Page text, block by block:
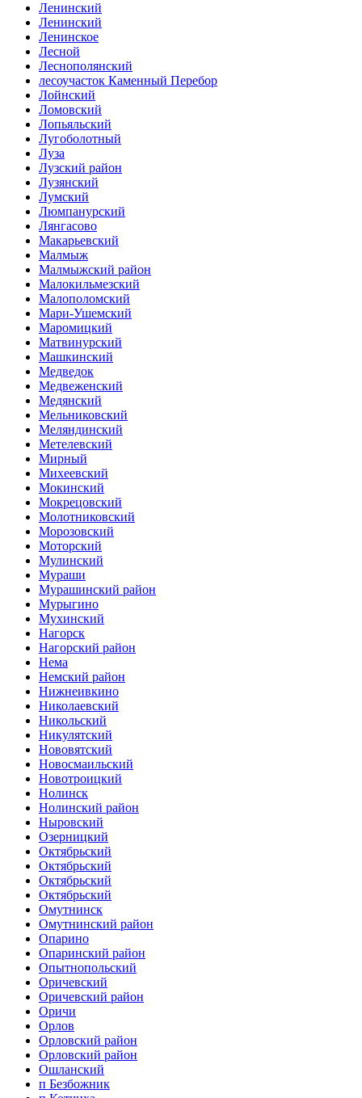
Ленинский
Ленинский
Ленинское
Лесной
Леснополянский
лесоучасток Каменный Перебор
Лойнский
Ломовский
Лопьяльский
Лугоболотный
Луза
Лузский район
Лузянский
Лумский
Люмпанурский
Лянгасово
Макарьевский
Малмыж
Малмыжский район
Малокильмезский
Малополомский
Мари-Ушемский
Маромицкий
Матвинурский
Машкинский
Медведок
Медвеженский
Медянский
Мельниковский
Меляндинский
Метелевский
Мирный
Михеевский
Мокинский
Мокрецовский
Молотниковский
Морозовский
Моторский
Мулинский
Мураши
Мурашинский район
Мурыгино
Мухинский
Нагорск
Нагорский район
Нема
Немский район
Нижнеивкино
Николаевский
Никольский
Никулятский
Нововятский
Новосмаильский
Новотроицкий
Нолинск
Нолинский район
Ныровский
Озерницкий
Октябрьский
Октябрьский
Октябрьский
Октябрьский
Омутнинск
Омутнинский район
Опарино
Опаринский район
Опытнопольский
Оричевский
Оричевский район
Оричи
Орлов
Орловский район
Орловский район
Ошланский
п Безбожник